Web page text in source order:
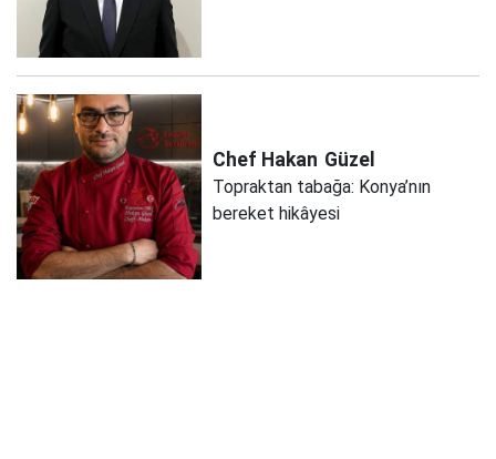
Chef Hakan Güzel
Topraktan tabağa: Konya’nın
bereket hikâyesi